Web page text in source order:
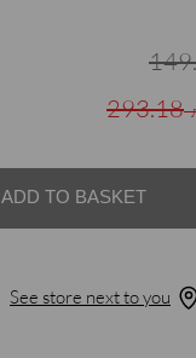
293.18
ADD TO BASKET
See store next to you